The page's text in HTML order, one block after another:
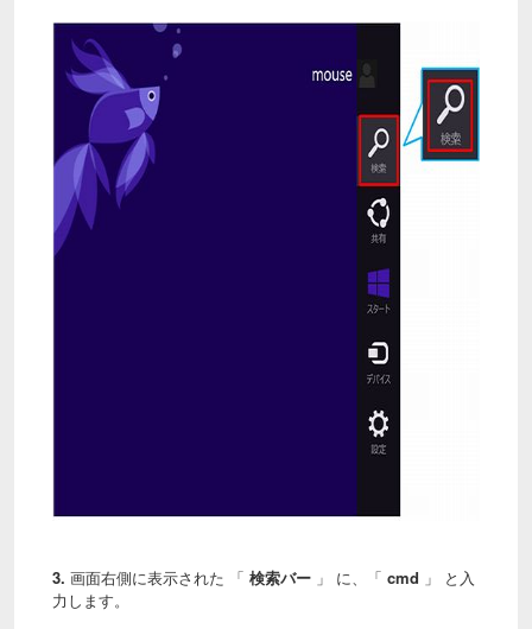
3. 画面右側に表示された 「 検索バー 」 に、「 cmd 」 と入
力します。